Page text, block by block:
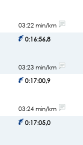
03:22 min/km
0:16:56,8
03:23 min/km
0:17:00,9
03:24 min/km
0:17:05,0